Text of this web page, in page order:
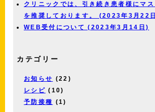
クリニックでは、引き続き患者様にマス
を推奨しております。 (2023年3月22
WEB受付について (2023年3月14日)
カテゴリー
お知らせ
(22)
レシピ (10)
予防接種
(1)